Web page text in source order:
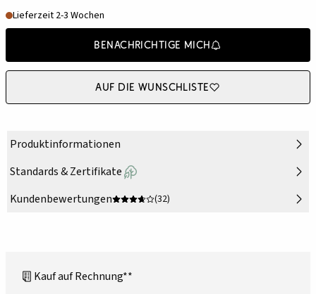
Lieferzeit 2-3 Wochen
Benachrichtige mich
Auf die Wunschliste
Produktinformationen
Standards & Zertifikate
Kundenbewertungen
(32)
Kauf auf Rechnung**